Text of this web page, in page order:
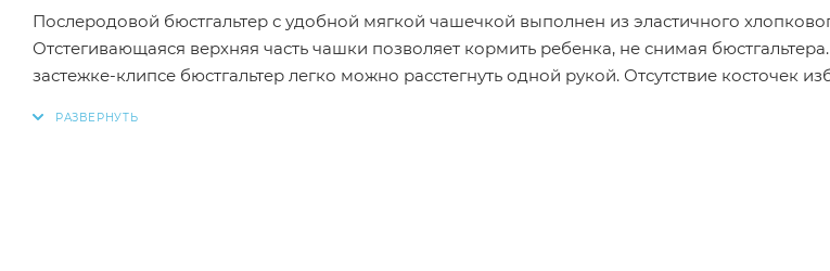
Послеродовой бюстгальтер с удобной мягкой чашечкой выполнен из эластичного
Отстегивающаяся верхняя часть чашки позволяет кормить ребенка, не снимая
застежке-клипсе бюстгальтер легко можно расстегнуть одной рукой. Отсутствие косточек